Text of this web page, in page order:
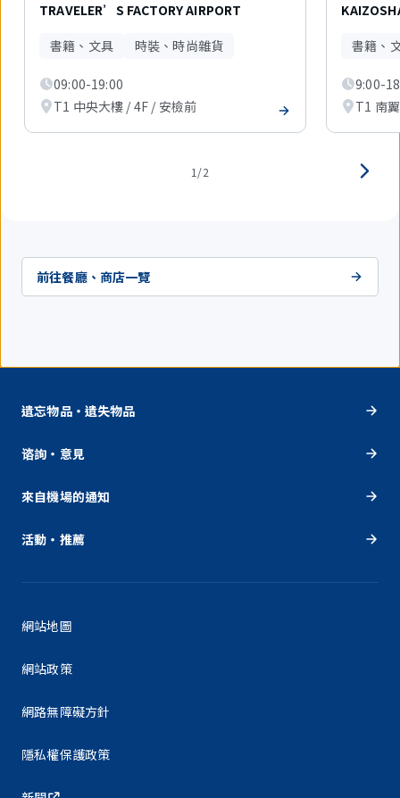
TRAVELER’S FACTORY AIRPORT
書籍、文具
時裝、時尚雜貨
09:00-19:00
T1 中央大樓 / 4F / 安檢前
書籍、
9:00-
T1 南
1/2
前往餐廳、商店一覽
遺忘物品・遺失物品
谘詢・意見
來自機場的通知
活動・推薦
網站地圖
網站政策
網路無障礙方針
隱私權保護政策